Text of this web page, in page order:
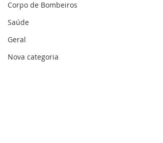
Corpo de Bombeiros
Saúde
Geral
Nova categoria